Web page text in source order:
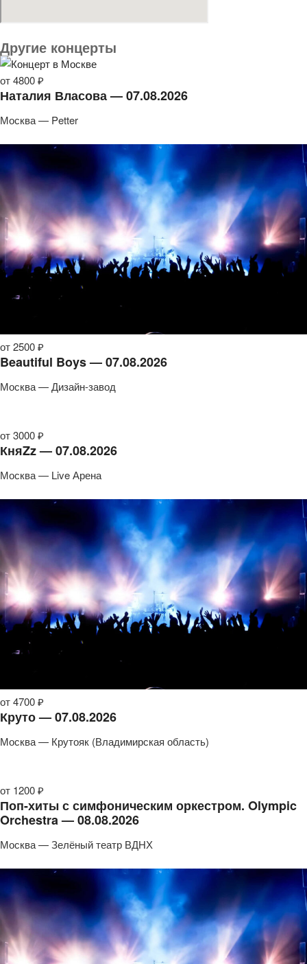
Другие концерты
от 4800 ₽
Наталия Власова — 07.08.2026
Москва — Petter
от 2500 ₽
Beautiful Boys — 07.08.2026
Москва — Дизайн-завод
от 3000 ₽
КняZz — 07.08.2026
Москва — Live Арена
от 4700 ₽
Круто — 07.08.2026
Москва — Крутояк (Владимирская область)
от 1200 ₽
Поп-хиты с симфоническим оркестром. Olympic
Orchestra — 08.08.2026
Москва — Зелёный театр ВДНХ